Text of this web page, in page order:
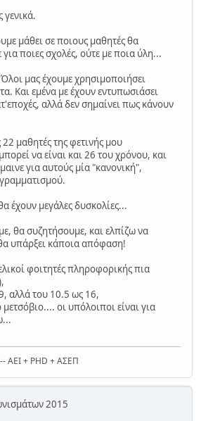
μάθει σε ποιους μαθητές θα
ποιες σχολές, ούτε με ποια ύλη...
μας έχουμε χρησιμοποιήσει
Και εμένα με έχουν εντυπωσιάσει
αλλά δεν σημαίνει πως κάνουν
μαθητές της φετινής μου
να είναι και 26 του χρόνου, και
για αυτούς μία "κανονική",
έχουν μεγάλες δυσκολίες...
θα συζητήσουμε, και ελπίζω να
υπάρξει κάποια απόφαση!
φοιτητές πληροφορικής πια
αλλά του 10.5 ως 16,
μετσόβιο.... οι υπόλοιποι είναι για
ΑΕΙ + PHD + ΑΣΕΠ
2015